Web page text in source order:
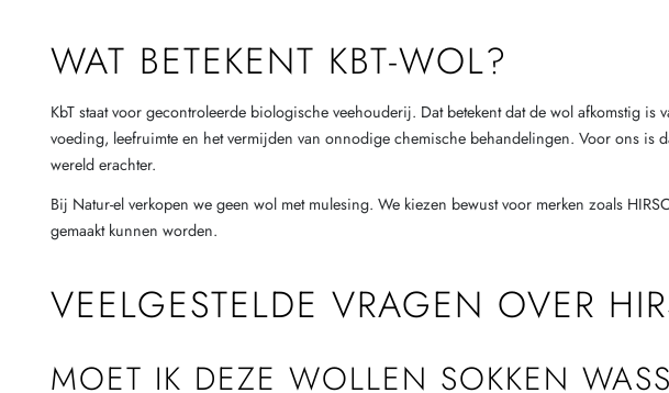
WAT BETEKENT KBT-WOL?
KbT staat voor gecontroleerde biologische veehouderij. Dat betekent dat de wol afkomstig
voeding, leefruimte en het vermijden van onnodige chemische behandelingen. Voor ons
wereld erachter.
Bij Natur-el verkopen we geen wol met mulesing. We kiezen bewust voor merken zoals
gemaakt kunnen worden.
VEELGESTELDE VRAGEN OVER
MOET IK DEZE WOLLEN SOKKEN